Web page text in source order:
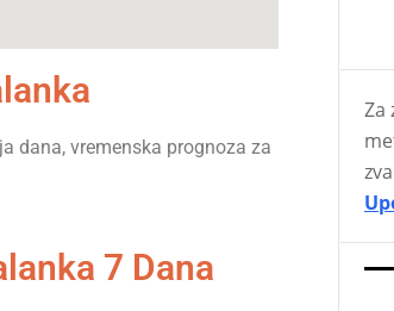
dana, vremenska prognoza za
7 Dana
Za